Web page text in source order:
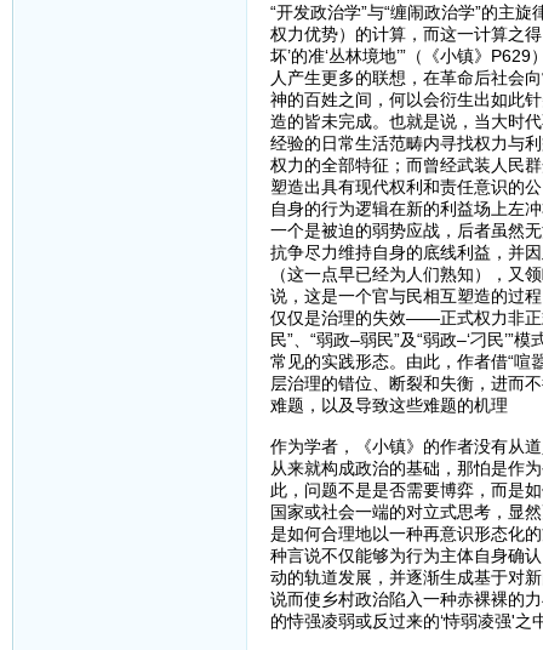
“开发政治学”与“缠闹政治学”的主
权力优势）的计算，而这一计算之
坏’的准‘丛林境地’”（《小镇》
人产生更多的联想，在革命后社会
神的百姓之间，何以会衍生出如此
造的皆未完成。也就是说，当大时
经验的日常生活范畴内寻找权力与
权力的全部特征；而曾经武装人民
塑造出具有现代权利和责任意识的
自身的行为逻辑在新的利益场上左
一个是被迫的弱势应战，后者虽然
抗争尽力维持自身的底线利益，并
（这一点早已经为人们熟知），又
说，这是一个官与民相互塑造的过
仅仅是治理的失效——正式权力非正
民”、“弱政–弱民”及“弱政–‘刁民
常见的实践形态。由此，作者借“喧
层治理的错位、断裂和失衡，进而
难题，以及导致这些难题的机理
作为学者，《小镇》的作者没有从
从来就构成政治的基础，那怕是作
此，问题不是是否需要博弈，而是
国家或社会一端的对立式思考，显
是如何合理地以一种再意识形态化
种言说不仅能够为行为主体自身确
动的轨道发展，并逐渐生成基于对
说而使乡村政治陷入一种赤裸裸的
的恃强凌弱或反过来的‘恃弱凌强'之